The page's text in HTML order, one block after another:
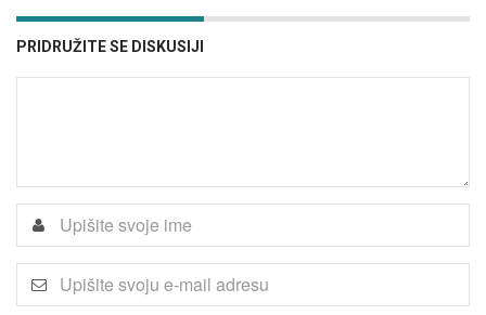
PRIDRUŽITE SE DISKUSIJI